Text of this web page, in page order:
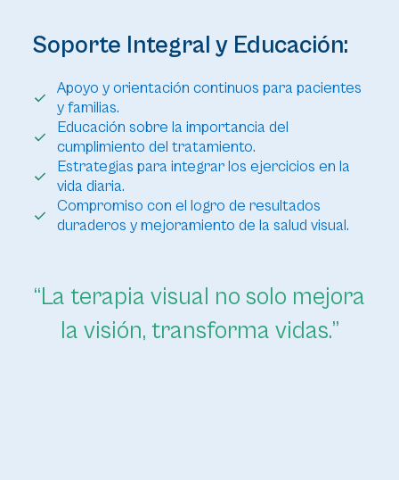
Soporte Integral y Educación:
Apoyo y orientación continuos para pacientes
y familias.
Educación sobre la importancia del
cumplimiento del tratamiento.
Estrategias para integrar los ejercicios en la
vida diaria.
Compromiso con el logro de resultados
duraderos y mejoramiento de la salud visual.
“La terapia visual no solo mejora
la visión, transforma vidas.”